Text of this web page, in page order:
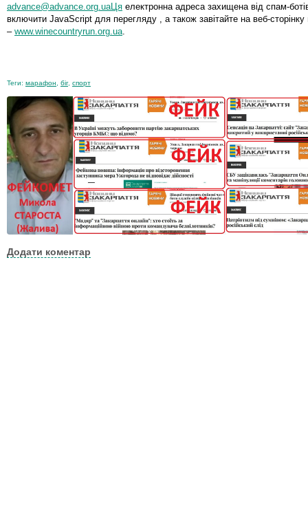
advance@advance.org.uaЦя електронна адреса захищена від спам-
включити JavaScript для перегляду , а також завітайте на веб-
– www.winecountryrun.org.ua
Теги: марафон біг, спорт
Додати коментар